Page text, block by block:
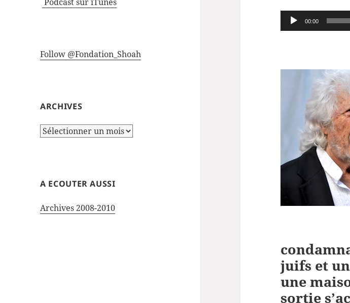
Follow @Fondation_Shoah
ARCHIVES
Archives
A ECOUTER AUSSI
Archives 2008-2010
Lecteur
audio
00:00
juifs et
une
sortie